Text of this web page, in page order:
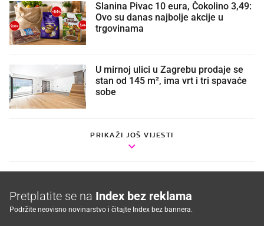
Slanina Pivac 10 eura, Čokolino 3,49:
Ovo su danas najbolje akcije u
trgovinama
U mirnoj ulici u Zagrebu prodaje se
stan od 145 m², ima vrt i tri spavaće
sobe
PRIKAŽI JOŠ VIJESTI
Pretplatite se na Index bez reklama
Podržite neovisno novinarstvo i čitajte Index bez bannera.